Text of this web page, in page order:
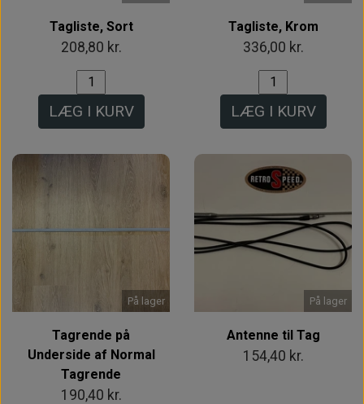
Tagliste, Sort
208,80 kr.
LÆG I KURV
Tagliste, Krom
336,00 kr.
LÆG I KURV
På lager
Tagrende på
Underside af Normal
Tagrende
190,40 kr.
På lager
Antenne til Tag
154,40 kr.